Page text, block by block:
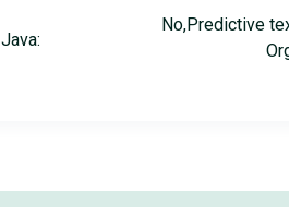
Java:
No,Predictive